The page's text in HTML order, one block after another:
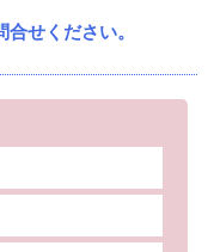
せください。